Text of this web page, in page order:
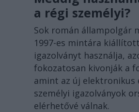
a régi személyi?
Sok román állampolgár
1997-es mintára
igazolványt használja,
fokozatosan kivonják a
amint az új elektronikus
személyi igazolványok
elérhetővé válnak.